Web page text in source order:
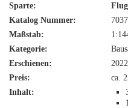
Sparte:
Katalog Nummer:
Maßstab:
Kategorie:
Erschienen:
2022
Preis:
ca.
Inhalt: